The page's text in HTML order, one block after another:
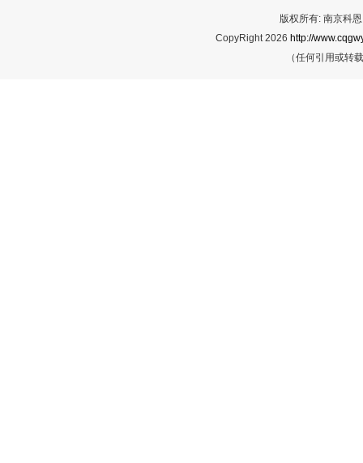
版权所有: 南京科
CopyRight 2026 http://
（任何引用或转